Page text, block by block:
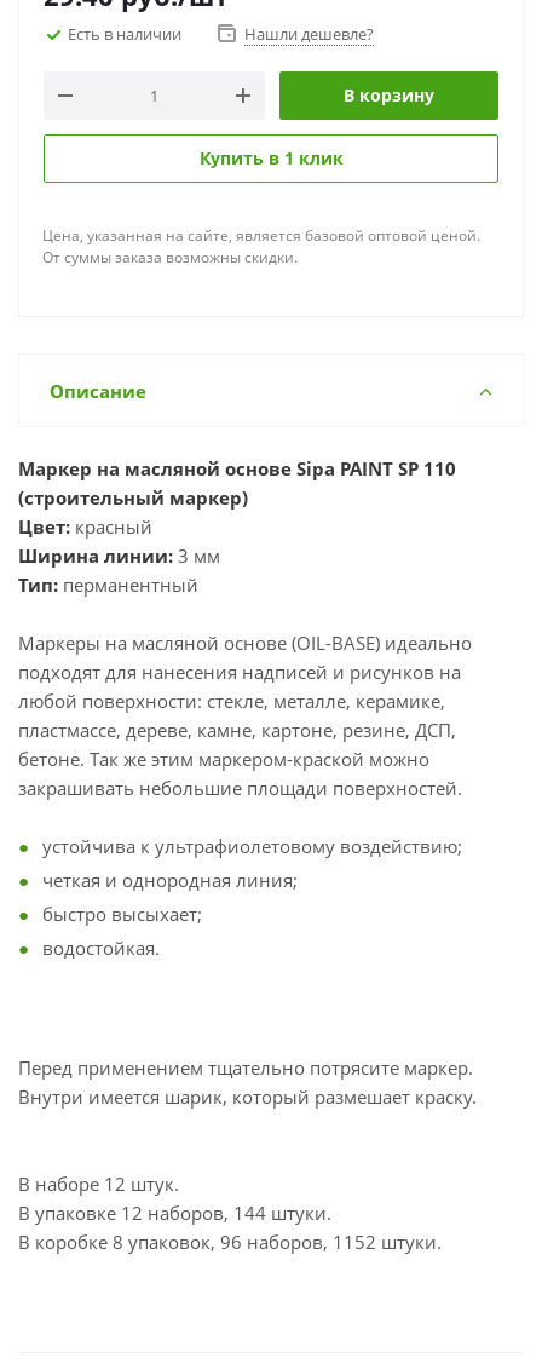
Есть в наличии Нашли дешевле?
В корзину
Купить в 1 клик
Цена, указанная на сайте, является базовой оптовой ценой.
От суммы заказа возможны скидки.
Описание
Маркер на масляной основе Sipa PAINT SP 110
(строительный маркер)
Цвет: красный
Ширина линии: 3 мм
Тип: перманентный
Маркеры на масляной основе (OIL-BASE) идеально
подходят для нанесения надписей и рисунков на
любой поверхности: стекле, металле, керамике,
пластмассе, дереве, камне, картоне, резине, ДСП,
бетоне. Так же этим маркером-краской можно
закрашивать небольшие площади поверхностей.
устойчива к ультрафиолетовому воздействию;
четкая и однородная линия;
быстро высыхает;
водостойкая.
Перед применением тщательно потрясите маркер.
Внутри имеется шарик, который размешает краску.
В наборе 12 штук.
В упаковке 12 наборов, 144 штуки.
В коробке 8 упаковок, 96 наборов, 1152 штуки.